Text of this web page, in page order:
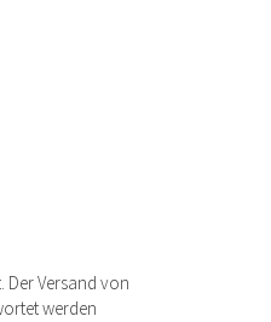
Versand von
werden